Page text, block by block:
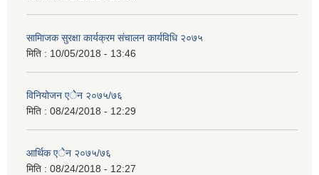
सामािजक सुरक्षा कार्यक्रम संचालन कार्यविधि २०७५
मिति : 10/05/2018 - 13:46
विनियोजन एेेन २०७५/७६
मिति : 08/24/2018 - 12:29
आर्थिक एेेन २०७५/७६
मिति : 08/24/2018 - 12:27